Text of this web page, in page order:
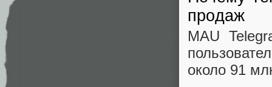
продаж
MAU
около 91